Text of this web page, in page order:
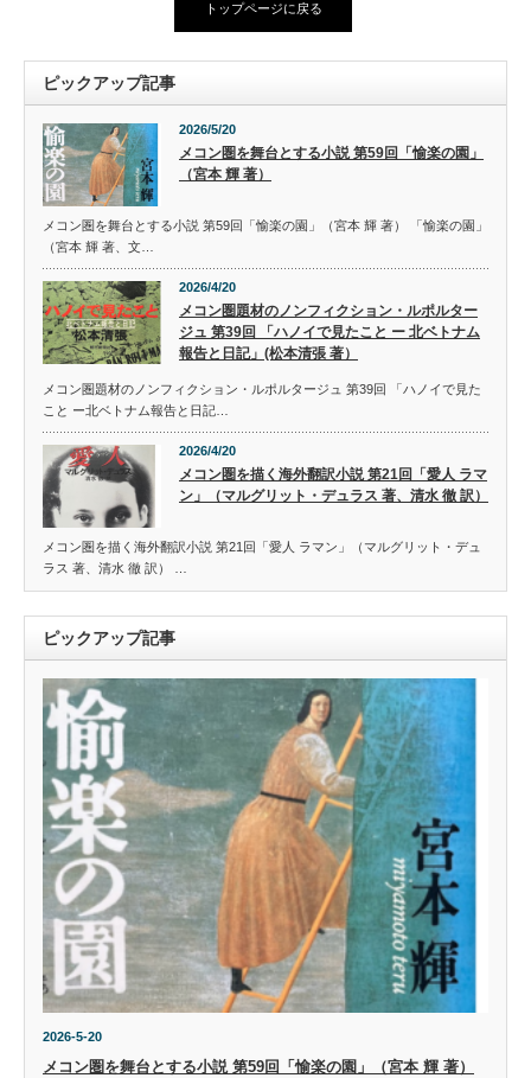
トップページに戻る
ピックアップ記事
2026/5/20
メコン圏を舞台とする小説 第59回「愉楽の園」
（宮本 輝 著）
メコン圏を舞台とする小説 第59回「愉楽の園」（宮本 輝 著） 「愉楽の園」
（宮本 輝 著、文…
2026/4/20
メコン圏題材のノンフィクション・ルポルター
ジュ 第39回 「ハノイで見たこと ー 北ベトナム
報告と日記」(松本清張 著）
メコン圏題材のノンフィクション・ルポルタージュ 第39回 「ハノイで見た
こと ー北ベトナム報告と日記…
2026/4/20
メコン圏を描く海外翻訳小説 第21回「愛人 ラマ
ン」（マルグリット・デュラス 著、清水 徹 訳）
メコン圏を描く海外翻訳小説 第21回「愛人 ラマン」（マルグリット・デュ
ラス 著、清水 徹 訳） …
ピックアップ記事
2026-5-20
メコン圏を舞台とする小説 第59回「愉楽の園」（宮本 輝 著）